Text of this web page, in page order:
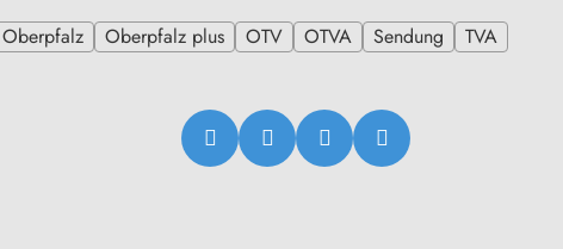
Oberpfalz Oberpfalz plus OTV OTVA Sendung TVA